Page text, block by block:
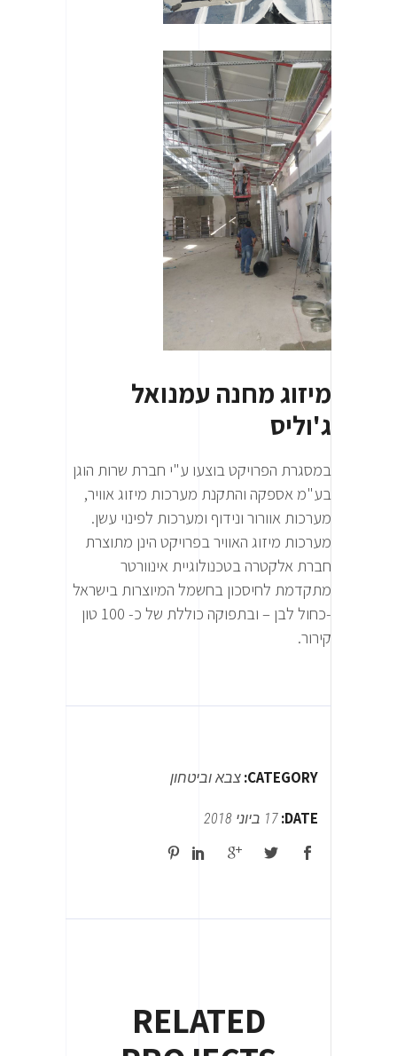
מיזוג מחנה עמנואל
ג'וליס
במסגרת הפרויקט בוצעו ע"י חברת שרות הוגן
בע"מ אספקה והתקנת מערכות מיזוג אוויר,
מערכות אוורור ונידוף ומערכות לפינוי עשן.
מערכות מיזוג האוויר בפרויקט הינן מתוצרת
חברת אלקטרה בטכנולוגיית אינוורטר
מתקדמת לחיסכון בחשמל המיוצרות בישראל
-כחול לבן – ובתפוקה כוללת של כ- 100 טון
קירור.
CATEGORY: צבא וביטחון
DATE: 17 ביוני 2018
RELATED